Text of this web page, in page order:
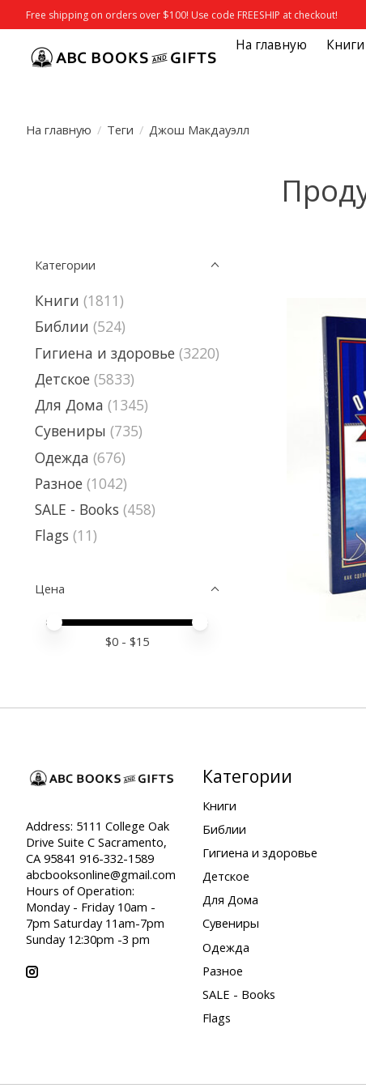
Free shipping on orders over $100! Use code FREESHIP at checkout!
На главную Книги
На главную / Теги / Джош Макдауэлл
Категории
Книги (1811)
Библии (524)
Гигиена и здоровье (3220)
Детское (5833)
Для Дома (1345)
Сувениры (735)
Одежда (676)
Разное (1042)
SALE - Books (458)
Flags (11)
Цена
Price minimum value
Price maximum value
$0 - $15
Address: 5111 College Oak
Drive Suite C Sacramento,
CA 95841 916-332-1589
abcbooksonline@gmail.com
Hours of Operation:
Monday - Friday 10am -
7pm Saturday 11am-7pm
Sunday 12:30pm -3 pm
Категории
Книги
Библии
Гигиена и здоровье
Детское
Для Дома
Сувениры
Одежда
Разное
SALE - Books
Flags